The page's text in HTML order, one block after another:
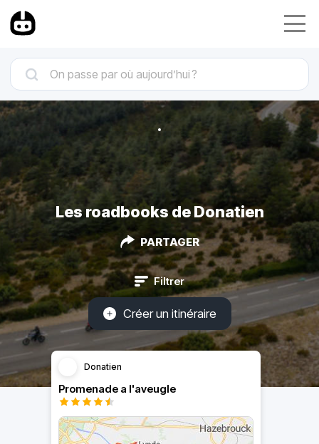
Les roadbooks de Donatien
PARTAGER
Filtrer
Créer un itinéraire
Donatien
Promenade a l'aveugle